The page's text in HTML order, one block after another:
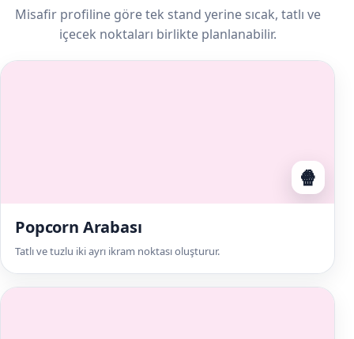
Misafir profiline göre tek stand yerine sıcak, tatlı ve
içecek noktaları birlikte planlanabilir.
🍿
Popcorn Arabası
Tatlı ve tuzlu iki ayrı ikram noktası oluşturur.